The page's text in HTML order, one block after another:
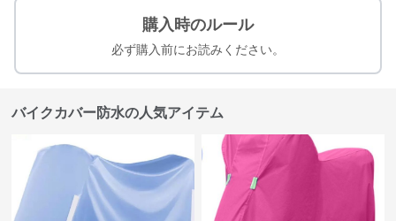
購入時のルール
必ず購入前にお読みください。
バイクカバー防水の人気アイテム